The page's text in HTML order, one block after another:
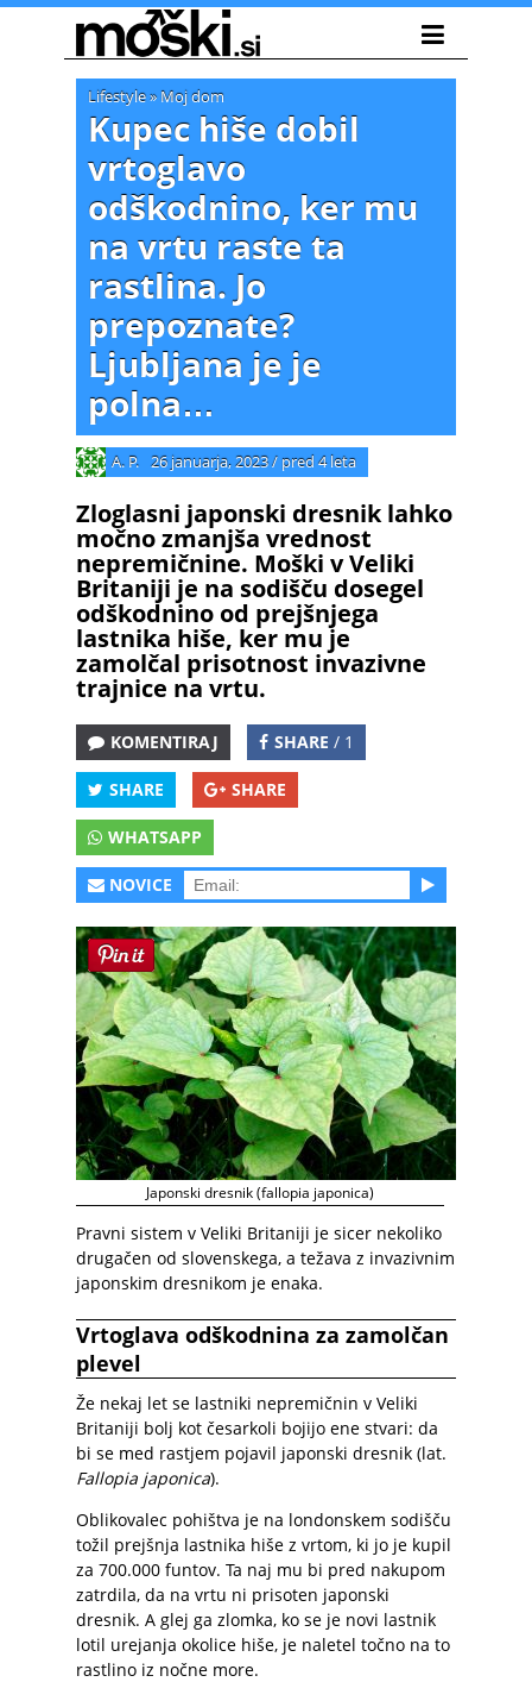
Lifestyle» Moj dom
Kupec hiše dobil
vrtoglavo
odškodnino, ker mu
na vrtu raste ta
rastlina. Jo
prepoznate?
Ljubljana je je
polna…
A. P. 26 januarja, 2023/ pred 4 leta
Zloglasni japonski dresnik lahko
močno zmanjša vrednost
nepremičnine. Moški v Veliki
Britaniji je na sodišču dosegel
odškodnino od prejšnjega
lastnika hiše, ker mu je
zamolčal prisotnost invazivne
trajnice na vrtu.
KOMENTIRAJ SHARE / 1
SHARE SHARE
WHATSAPP
NOVICE
Japonski dresnik (fallopia japonica)
Pravni sistem v Veliki Britaniji je sicer nekoliko
drugačen od slovenskega, a težava z invazivnim
japonskim dresnikom je enaka.
Vrtoglava odškodnina za zamolčan
plevel
Že nekaj let se lastniki nepremičnin v Veliki
Britaniji bolj kot česarkoli bojijo ene stvari: da
bi se med rastjem pojavil japonski dresnik (lat.
Fallopia japonica).
Oblikovalec pohištva je na londonskem sodišču
tožil prejšnja lastnika hiše z vrtom, ki jo je kupil
za 700.000 funtov. Ta naj mu bi pred nakupom
zatrdila, da na vrtu ni prisoten japonski
dresnik. A glej ga zlomka, ko se je novi lastnik
lotil urejanja okolice hiše, je naletel točno na to
rastlino iz nočne more.